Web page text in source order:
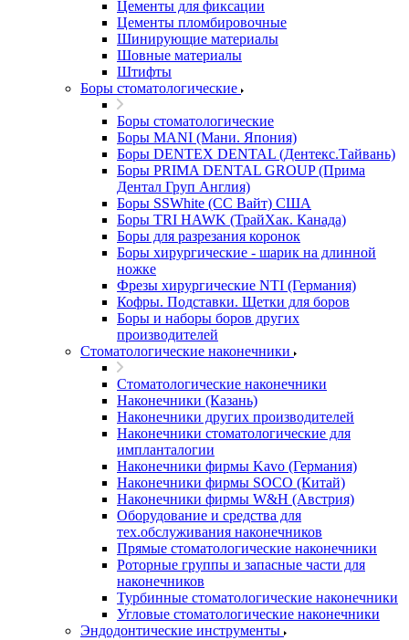
Цементы для фиксации
Цементы пломбировочные
Шинирующие материалы
Шовные материалы
Штифты
Боры стоматологические
Боры стоматологические
Боры MANI (Мани. Япония)
Боры DENTEX DENTAL (Дентекс.Тайвань)
Боры PRIMA DENTAL GROUP (Прима
Дентал Груп Англия)
Боры SSWhite (СС Вайт) США
Боры TRI HAWK (ТрайХак. Канада)
Боры для разрезания коронок
Боры хирургические - шарик на длинной
ножке
Фрезы хирургические NTI (Германия)
Кофры. Подставки. Щетки для боров
Боры и наборы боров других
производителей
Стоматологические наконечники
Стоматологические наконечники
Наконечники (Казань)
Наконечники других производителей
Наконечники стоматологические для
импланталогии
Наконечники фирмы Kavo (Германия)
Наконечники фирмы SOCO (Китай)
Наконечники фирмы W&H (Австрия)
Оборудование и средства для
тех.обслуживания наконечников
Прямые стоматологические наконечники
Роторные группы и запасные части для
наконечников
Турбинные стоматологические наконечники
Угловые стоматологические наконечники
Эндодонтические инструменты